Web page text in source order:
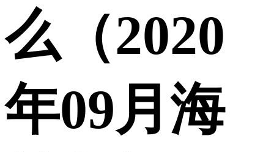
么（2020
年09月海